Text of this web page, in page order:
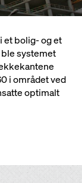
et bolig- og et
systemet
i området ved
optimalt